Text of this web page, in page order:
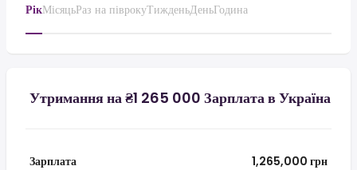
РікМісяцьРаз на піврокуТижденьДеньГодина
Утримання на ₴1 265 000 Зарплата в Україна
Зарплата
1,265,000 грн